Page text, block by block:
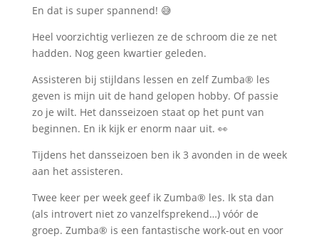
En dat is super spannend! 😅
Heel voorzichtig verliezen ze de schroom die ze net
hadden. Nog geen kwartier geleden.
Assisteren bij stijldans lessen en zelf Zumba® les
geven is mijn uit de hand gelopen hobby. Of passie
zo je wilt. Het dansseizoen staat op het punt van
beginnen. En ik kijk er enorm naar uit. 👀
Tijdens het dansseizoen ben ik 3 avonden in de week
aan het assisteren.
Twee keer per week geef ik Zumba® les. Ik sta dan
(als introvert niet zo vanzelfsprekend…) vóór de
groep. Zumba® is een fantastische work-out en voor